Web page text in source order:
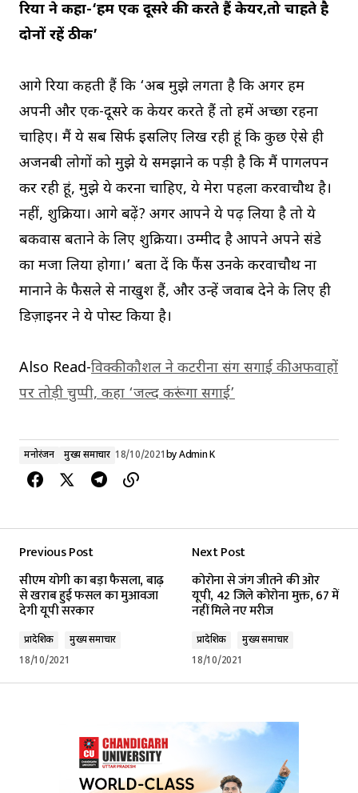
रिया ने कहा-‘हम एक दूसरे की करते हैं केयर,तो चाहते है
दोनों रहें ठीक’
आगे रिया कहती हैं कि ‘अब मुझे लगता है कि अगर हम
अपनी और एक-दूसरे की केयर करते हैं तो हमें अच्छा रहना
चाहिए। मैं ये सब सिर्फ इसलिए लिख रही हूं कि कुछ ऐसे ही
अजनबी लोगों को मुझे ये समझाने की पड़ी है कि मैं पागलपन
कर रही हूं, मुझे ये करना चाहिए, ये मेरा पहला करवाचौथ है।
नहीं, शुक्रिया। आगे बढ़ें? अगर आपने ये पढ़ लिया है तो ये
बकवास बताने के लिए शुक्रिया। उम्मीद है आपने अपने संडे
का मजा लिया होगा।’ बता दें कि फैंस उनके करवाचौथ ना
मानाने के फैसले से नाखुश हैं, और उन्हें जवाब देने के लिए ही
डिज़ाइनर ने ये पोस्ट किया है।
Also Read-विक्की कौशल ने कटरीना संग सगाई की अफवाहों
पर तोड़ी चुप्पी, कहा ‘जल्द करूंगा सगाई’
मनोरंजन मुख्य समाचार 18/10/2021byAdmin K
Previous Post
सीएम योगी का बड़ा फैसला, बाढ़
से खराब हुई फसल का मुआवजा
देगी यूपी सरकार
प्रादेशिक
मुख्य समाचार
18/10/2021
Next Post
कोरोना से जंग जीतने की ओर
यूपी, 42 जिले कोरोना मुक्त, 67 में
नहीं मिले नए मरीज
प्रादेशिक
मुख्य समाचार
18/10/2021